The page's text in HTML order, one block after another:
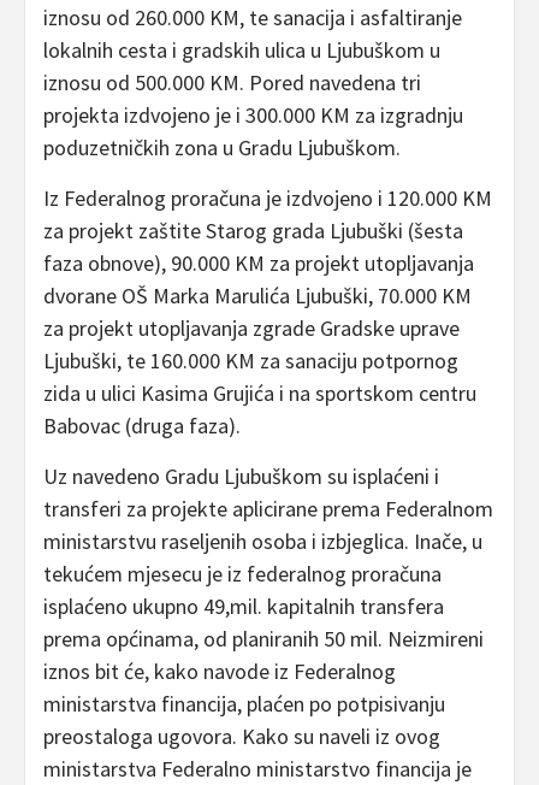
iznosu od 260.000 KM, te sanacija i asfaltiranje
lokalnih cesta i gradskih ulica u Ljubuškom u
iznosu od 500.000 KM. Pored navedena tri
projekta izdvojeno je i 300.000 KM za izgradnju
poduzetničkih zona u Gradu Ljubuškom.
Iz Federalnog proračuna je izdvojeno i 120.000 KM
za projekt zaštite Starog grada Ljubuški (šesta
faza obnove), 90.000 KM za projekt utopljavanja
dvorane OŠ Marka Marulića Ljubuški, 70.000 KM
za projekt utopljavanja zgrade Gradske uprave
Ljubuški, te 160.000 KM za sanaciju potpornog
zida u ulici Kasima Grujića i na sportskom centru
Babovac (druga faza).
Uz navedeno Gradu Ljubuškom su isplaćeni i
transferi za projekte aplicirane prema Federalnom
ministarstvu raseljenih osoba i izbjeglica. Inače, u
tekućem mjesecu je iz federalnog proračuna
isplaćeno ukupno 49,mil. kapitalnih transfera
prema općinama, od planiranih 50 mil. Neizmireni
iznos bit će, kako navode iz Federalnog
ministarstva financija, plaćen po potpisivanju
preostaloga ugovora. Kako su naveli iz ovog
ministarstva Federalno ministarstvo financija je